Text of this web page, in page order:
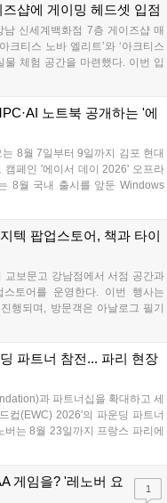
도 안정적이고 편안한 환경을 제
샵에 게이밍 헤드셋 입점
신세계백화점 7층 게이즈샵 매
크티스 노바 엘리트’와 ‘아크티스
물 체험 공간을 마련했다. 이번 입
서도 차세대 옴니플레이 및 AI 노
을 기념해 오는 8월 17일까지 해
거치대 증정 프로모션을 진행한
노트북 공개하는 '에
8월 7일부터 9일까지 김포 현대
캠페인 '에이서 데이 2026' 오프라
8월 국내 출시를 앞둔 Windows
초경량 AI 노트북 스위프트 에어
현장 이벤트가 진행된다....
텍 팝업스토어, 책과 타이
보문고 강남점에서 서점 공간과
토어를 운영한다. 이번 행사는
행되며, 방문객은 아날로그 필기
출력해 보관할 수 있다. 현장에
파트너 참전... 파리 현장
과 파트너십을 확대하고 세
컵(EWC) 2026'의 파운딩 파트너
는 8월 23일까지 프랑스 파리에
비롯해 연습 시설, 방송 스튜디
개국에서 참가한 2,000명 이상의
경기를 치를 수 있도록 기술적 지
게임을? '레노버 요
1